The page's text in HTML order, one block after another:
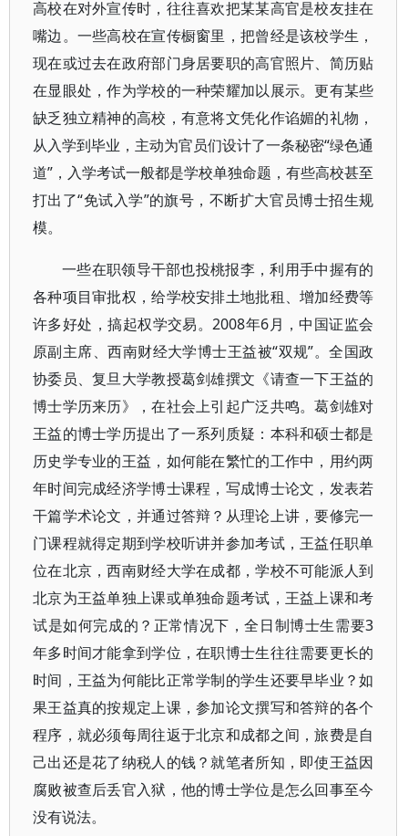
高校在对外宣传时，往往喜欢把某某高官是校友挂在
嘴边。一些高校在宣传橱窗里，把曾经是该校学生，
现在或过去在政府部门身居要职的高官照片、简历贴
在显眼处，作为学校的一种荣耀加以展示。更有某些
缺乏独立精神的高校，有意将文凭化作谄媚的礼物，
从入学到毕业，主动为官员们设计了一条秘密“绿色通
道”，入学考试一般都是学校单独命题，有些高校甚至
打出了“免试入学”的旗号，不断扩大官员博士招生规
模。
一些在职领导干部也投桃报李，利用手中握有的
各种项目审批权，给学校安排土地批租、增加经费等
许多好处，搞起权学交易。2008年6月，中国证监会
原副主席、西南财经大学博士王益被“双规”。全国政
协委员、复旦大学教授葛剑雄撰文《请查一下王益的
博士学历来历》，在社会上引起广泛共鸣。葛剑雄对
王益的博士学历提出了一系列质疑：本科和硕士都是
历史学专业的王益，如何能在繁忙的工作中，用约两
年时间完成经济学博士课程，写成博士论文，发表若
干篇学术论文，并通过答辩？从理论上讲，要修完一
门课程就得定期到学校听讲并参加考试，王益任职单
位在北京，西南财经大学在成都，学校不可能派人到
北京为王益单独上课或单独命题考试，王益上课和考
试是如何完成的？正常情况下，全日制博士生需要3
年多时间才能拿到学位，在职博士生往往需要更长的
时间，王益为何能比正常学制的学生还要早毕业？如
果王益真的按规定上课，参加论文撰写和答辩的各个
程序，就必须每周往返于北京和成都之间，旅费是自
己出还是花了纳税人的钱？就笔者所知，即使王益因
腐败被查后丢官入狱，他的博士学位是怎么回事至今
没有说法。